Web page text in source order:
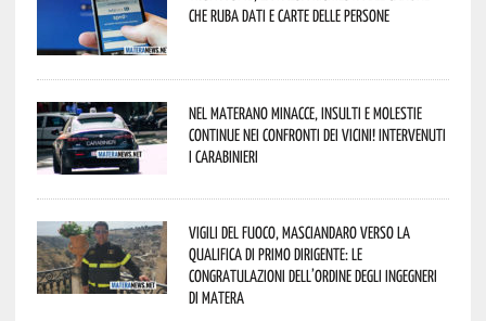
che ruba dati e carte delle persone
Nel materano minacce, insulti e molestie
continue nei confronti dei vicini! Intervenuti
i Carabinieri
Vigili del Fuoco, Masciandaro verso la
qualifica di Primo Dirigente: le
congratulazioni dell’Ordine degli Ingegneri
di Matera